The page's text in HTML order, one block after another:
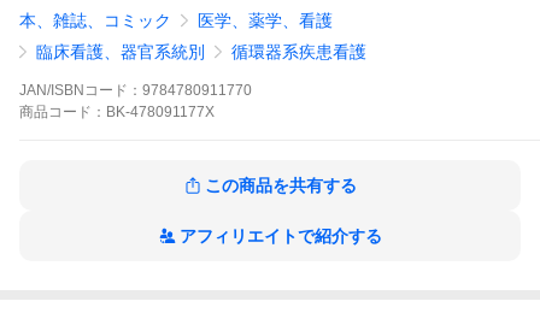
好評シリーズの大改訂版．収録疾患数を増やし，写真・イラス
ト・図表をさらに充実させ，最新の医療現場に即して疾患概念や
診断・治療法などの記載を一新した．医師，看護師，理学療法士
テキスト．
本、雑誌、コミック
医学、薬学、看護
臨床看護、器官系統別
循環器系疾患看護
JAN/ISBNコード： 9784780911770
商品 コード： BK-478091177X
この商品を共有する
アフィリエイトで紹介する